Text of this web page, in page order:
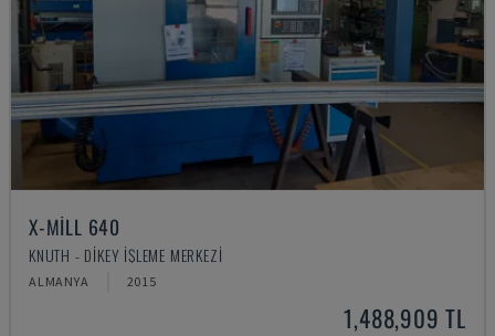
X-MILL 640
KNUTH - DIKEY İŞLEME MERKEZI
ALMANYA 2015
1,488,909 TL